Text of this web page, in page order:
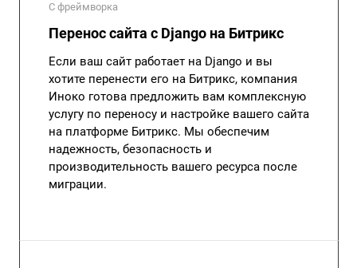
С фреймворка
Перенос сайта с Django на Битрикс
Если ваш сайт работает на Django и вы
хотите перенести его на Битрикс, компания
Иноко готова предложить вам комплексную
услугу по переносу и настройке вашего сайта
на платформе Битрикс. Мы обеспечим
надежность, безопасность и
производительность вашего ресурса после
миграции.